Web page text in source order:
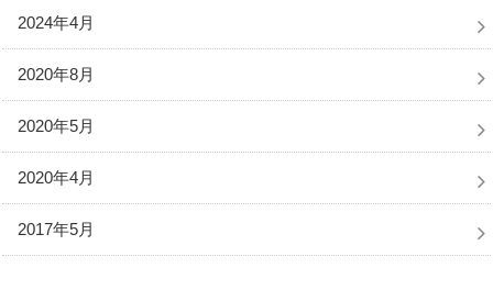
2024年4月
2020年8月
2020年5月
2020年4月
2017年5月